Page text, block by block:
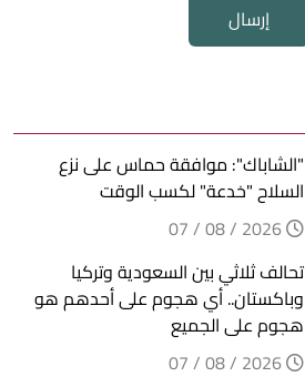
إرسال
"الشاباك": موافقة حماس على نزع
السلاح "خدعة" لكسب الوقت
تحالف ثلاثي بين السعودية وتركيا
وباكستان.. أي هجوم على أحدهم هو
هجوم على الجميع